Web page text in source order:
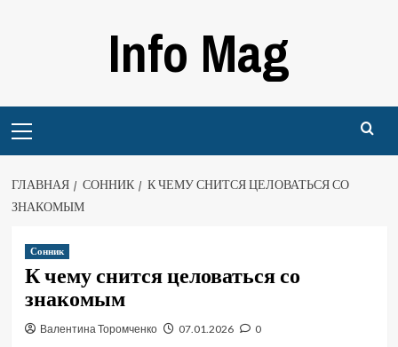
Info Mag
Menu
ГЛАВНАЯ СОННИК
К ЧЕМУ СНИТСЯ ЦЕЛОВАТЬСЯ СО
ЗНАКОМЫМ
Сонник
К чему снится целоваться со
знакомым
Валентина Торомченко 07.01.2026 0